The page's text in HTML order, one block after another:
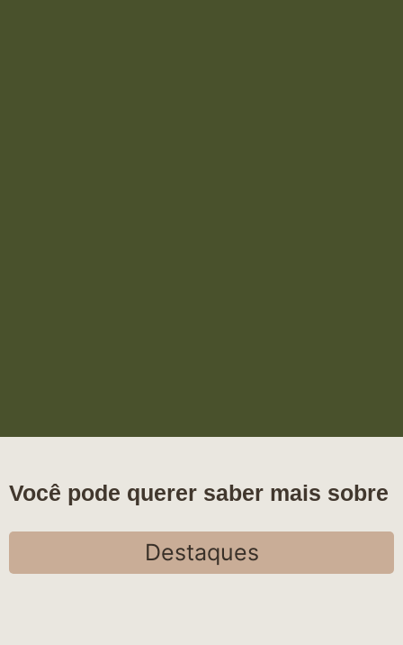
Você pode querer saber mais sobre
Destaques